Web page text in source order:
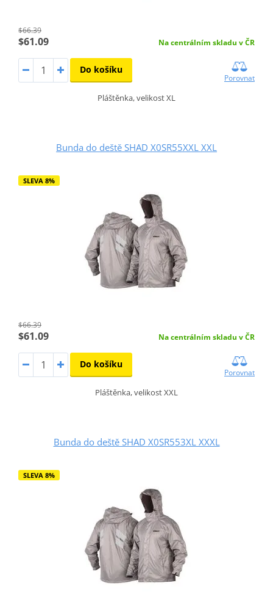
$66.39
$61.09 Na centrálním skladu v ČR
Do košíku
Porovnat
Pláštěnka, velikost XL
Bunda do deště SHAD X0SR55XXL XXL
SLEVA 8%
$66.39
$61.09 Na centrálním skladu v ČR
Do košíku
Porovnat
Pláštěnka, velikost XXL
Bunda do deště SHAD X0SR553XL XXXL
SLEVA 8%